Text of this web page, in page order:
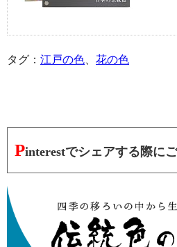
タグ： 江戸の色、 花の色
Pinterestでシェアする際に